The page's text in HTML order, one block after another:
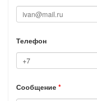
Телефон
Сообщение *